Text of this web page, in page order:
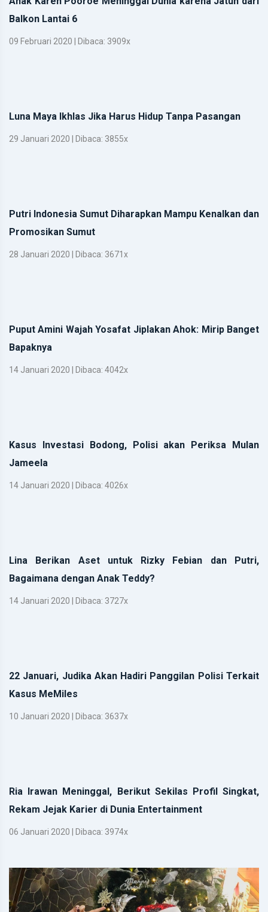
Balkon Lantai 6
09 Februari 2020 | Dibaca: 3909x
Luna Maya Ikhlas Jika Harus Hidup Tanpa Pasangan
29 Januari 2020 | Dibaca: 3855x
Putri Indonesia Sumut Diharapkan Mampu Kenalkan dan
Promosikan Sumut
28 Januari 2020 | Dibaca: 3671x
Puput Amini Wajah Yosafat Jiplakan Ahok: Mirip Banget
Bapaknya
14 Januari 2020 | Dibaca: 4042x
Kasus Investasi Bodong, Polisi akan Periksa Mulan
Jameela
14 Januari 2020 | Dibaca: 4026x
Lina Berikan Aset untuk Rizky Febian dan Putri,
Bagaimana dengan Anak Teddy?
14 Januari 2020 | Dibaca: 3727x
22 Januari, Judika Akan Hadiri Panggilan Polisi Terkait
Kasus MeMiles
10 Januari 2020 | Dibaca: 3637x
Ria Irawan Meninggal, Berikut Sekilas Profil Singkat,
Rekam Jejak Karier di Dunia Entertainment
06 Januari 2020 | Dibaca: 3974x